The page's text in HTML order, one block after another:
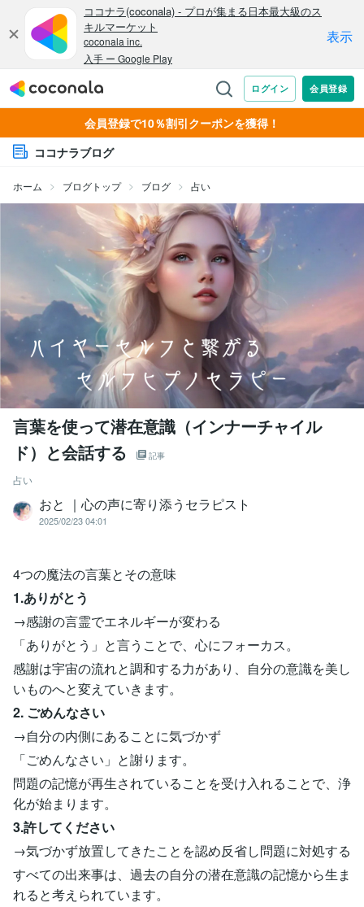
会員登録で10％割引クーポンを獲得！
ココナラブログ
ホーム ブログトップ ブログ 占い
言葉を使って潜在意識（インナーチャイル
ド）と会話する
記事
占い
おと ｜心の声に寄り添うセラピスト
2025/02/23 04:01
4つの魔法の言葉とその意味
1.ありがとう
→感謝の言霊でエネルギーが変わる
「ありがとう」と言うことで、心にフォーカス。
感謝は宇宙の流れと調和する力があり、自分の意識を美し
いものへと変えていきます。
2. ごめんなさい
→自分の内側にあることに気づかず
「ごめんなさい」と謝ります。
問題の記憶が再生されていることを受け入れることで、浄
化が始まります。
3.許してください
→気づかず放置してきたことを認め反省し問題に対処する
すべての出来事は、過去の自分の潜在意識の記憶から生ま
れると考えられています。